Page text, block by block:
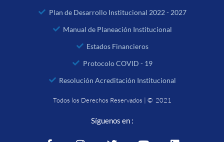
Plan de Desarrollo Institucional 2022 - 2027
Manual de Planeación Institucional
Estados Financieros
Protocolo COVID - 19
Resolución Acreditación Institucional
Todos los Derechos Reservados | © 2021
Síguenos en :